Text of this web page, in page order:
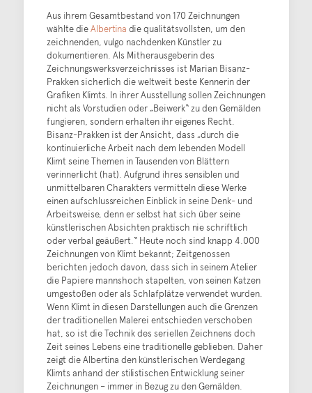
Aus ihrem Gesamtbestand von 170 Zeichnungen
wählte dieAlbertina die qualitätsvollsten, um den
zeichnenden, vulgo nachdenken Künstler zu
dokumentieren. Als Mitherausgeberin des
Zeichnungswerksverzeichnisses ist Marian Bisanz-
Prakken sicherlich die weltweit beste Kennerin der
Grafiken Klimts. In ihrer Ausstellung sollen Zeichnungen
nicht als Vorstudien oder „Beiwerk“ zu den Gemälden
fungieren, sondern erhalten ihr eigenes Recht.
Bisanz-Prakken ist der Ansicht, dass „durch die
kontinuierliche Arbeit nach dem lebenden Modell
Klimt seine Themen in Tausenden von Blättern
verinnerlicht (hat). Aufgrund ihres sensiblen und
unmittelbaren Charakters vermitteln diese Werke
einen aufschlussreichen Einblick in seine Denk- und
Arbeitsweise, denn er selbst hat sich über seine
künstlerischen Absichten praktisch nie schriftlich
oder verbal geäußert.“ Heute noch sind knapp 4.000
Zeichnungen von Klimt bekannt; Zeitgenossen
berichten jedoch davon, dass sich in seinem Atelier
die Papiere mannshoch stapelten, von seinen Katzen
umgestoßen oder als Schlafplätze verwendet wurden.
Wenn Klimt in diesen Darstellungen auch die Grenzen
der traditionellen Malerei entschieden verschoben
hat, so ist die Technik des seriellen Zeichnens doch
Zeit seines Lebens eine traditionelle geblieben. Daher
zeigt die Albertina den künstlerischen Werdegang
Klimts anhand der stilistischen Entwicklung seiner
Zeichnungen – immer in Bezug zu den Gemälden.